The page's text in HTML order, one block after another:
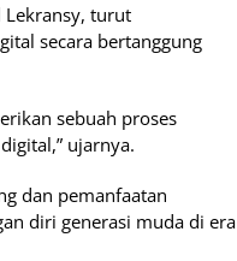
Lekransy, turut
secara bertanggung
sebuah proses
ujarnya.
dan pemanfaatan
diri generasi muda di era